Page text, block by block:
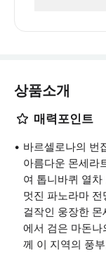
상품소개
매력포인트
바르셀로나의 번
아름다운 몬세라
여 톱니바퀴 열
멋진 파노라마
걸작인 웅장한
에서 검은 마돈
께 이 지역의 풍